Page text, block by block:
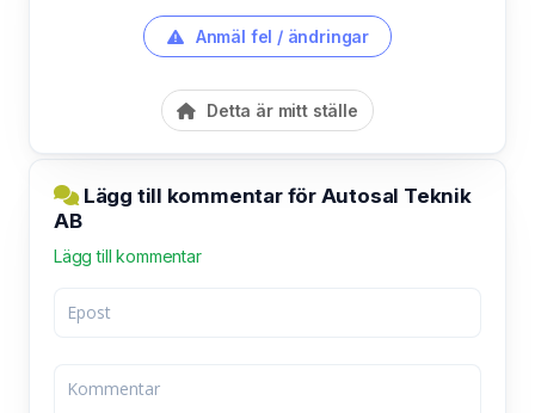
Anmäl fel / ändringar
Detta är mitt ställe
Lägg till kommentar för Autosal Teknik
AB
Lägg till kommentar